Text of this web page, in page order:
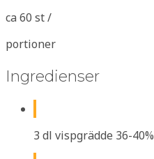
ca 60 st /
portioner
Ingredienser
3 dl vispgrädde 36-40%